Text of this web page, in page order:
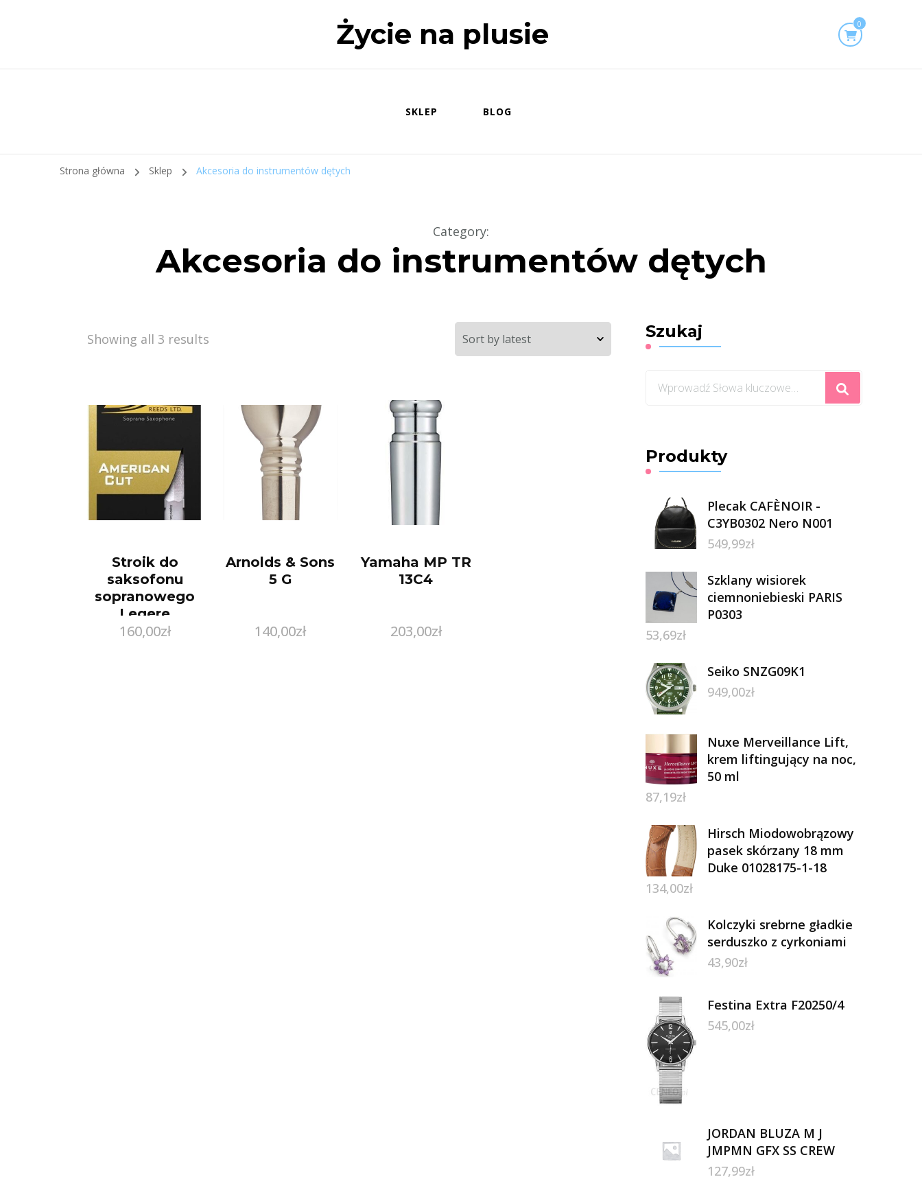
Życie na plusie 0
SKLEP BLOG
Strona główna Sklep Akcesoria do instrumentów dętych
Category:
Akcesoria do instrumentów dętych
Showing all 3 results
Stroik do
saksofonu
sopranowego
Legere
American Cut –
160,00zł
Arnolds & Sons
5 G
140,00zł
Yamaha MP TR
13C4
203,00zł
Szukaj
Szukasz
Produkty
Plecak CAFÈNOIR -
C3YB0302 Nero N001
549,99zł
Szklany wisiorek
ciemnoniebieski PARIS
P0303
53,69zł
Seiko SNZG09K1
949,00zł
Nuxe Merveillance Lift,
krem liftingujący na noc,
50 ml
87,19zł
Hirsch Miodowobrązowy
pasek skórzany 18 mm
Duke 01028175-1-18
134,00zł
Kolczyki srebrne gładkie
serduszko z cyrkoniami
43,90zł
Festina Extra F20250/4
545,00zł
JORDAN BLUZA M J
JMPMN GFX SS CREW
127,99zł